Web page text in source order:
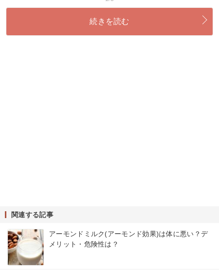
続きを読む
関連する記事
アーモンドミルク(アーモンド効果)は体に悪い？デ
メリット・危険性は？